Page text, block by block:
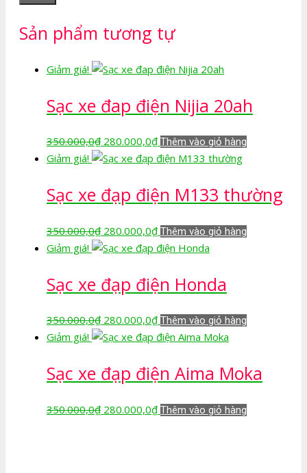
Sản phẩm tương tự
Giảm giá!
Sạc xe đap điện Nijia 20ah
350.000,0₫ Giá
gốc
350.000,0₫.
280.000,0₫Giá
hiện
là:
280.000,0₫.
Thêm vào giỏ hàng
Giảm giá!
Sạc xe đạp điện M133 thường
350.000,0₫ Giá
gốc
350.000,0₫.
280.000,0₫Giá
hiện
là:
280.000,0₫.
Thêm vào giỏ hàng
Giảm giá!
Sạc xe đạp điện Honda
350.000,0₫ Giá
gốc
350.000,0₫.
280.000,0₫Giá
hiện
là:
280.000,0₫.
Thêm vào giỏ hàng
Giảm giá!
Sạc xe đạp điện Aima Moka
350.000,0₫ Giá
280.000,0₫Giá
Thêm vào giỏ hàng